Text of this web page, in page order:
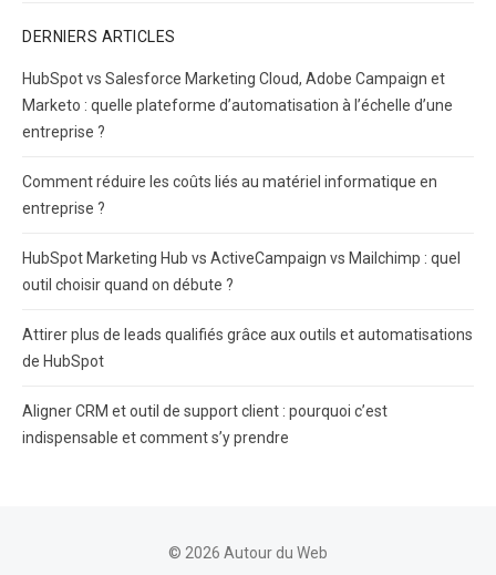
DERNIERS ARTICLES
HubSpot vs Salesforce Marketing Cloud, Adobe Campaign et
Marketo : quelle plateforme d’automatisation à l’échelle d’une
entreprise ?
Comment réduire les coûts liés au matériel informatique en
entreprise ?
HubSpot Marketing Hub vs ActiveCampaign vs Mailchimp : quel
outil choisir quand on débute ?
Attirer plus de leads qualifiés grâce aux outils et automatisations
de HubSpot
Aligner CRM et outil de support client : pourquoi c’est
indispensable et comment s’y prendre
© 2026 Autour du Web